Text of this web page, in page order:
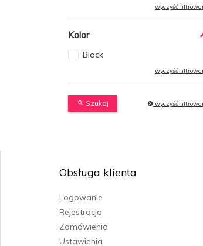
wyczyść
Kolor
Black
wyczyść
Szukaj wyczyść
Obsługa klienta
Logowanie
Rejestracja
Zamówienia
Ustawienia